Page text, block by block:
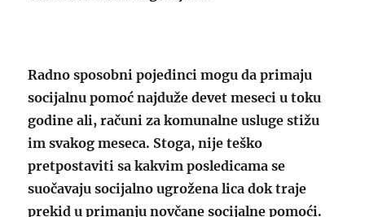
Radno sposobni pojedinci mogu da primaju
socijalnu pomoć najduže devet meseci u toku
godine ali, računi za komunalne usluge stižu
im svakog meseca. Stoga, nije teško
pretpostaviti sa kakvim posledicama se
suočavaju socijalno ugrožena lica dok traje
prekid u primanju novčane socijalne pomoći.